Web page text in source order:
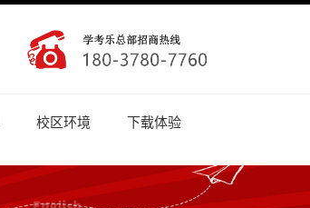
校区环境 下载体验